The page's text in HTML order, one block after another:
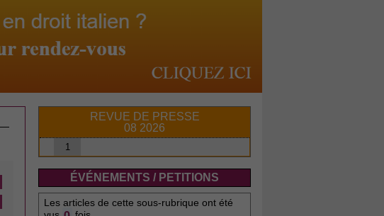
REVUE DE PRESSE
08 2026
1
ÉVÉNEMENTS / PETITIONS
Les articles de cette sous-rubrique ont été